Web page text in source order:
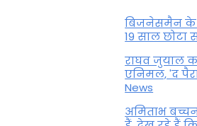
बिजनेसमैन के
19 साल छोटा
राघव जुयाल
एनिमल, 'द
News
अमिताभ